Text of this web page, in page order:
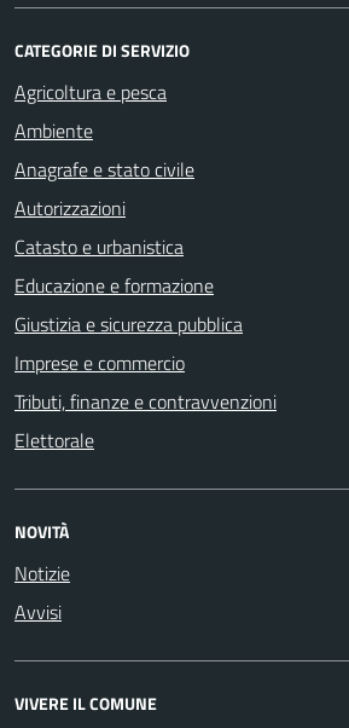
CATEGORIE DI SERVIZIO
Agricoltura e pesca
Ambiente
Anagrafe e stato civile
Autorizzazioni
Catasto e urbanistica
Educazione e formazione
Giustizia e sicurezza pubblica
Imprese e commercio
Tributi, finanze e contravvenzioni
Elettorale
NOVITÀ
Notizie
Avvisi
VIVERE IL COMUNE